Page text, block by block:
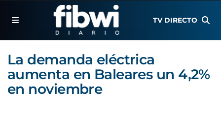
TV DIRECTO
La demanda eléctrica
aumenta en Baleares un 4,2%
en noviembre